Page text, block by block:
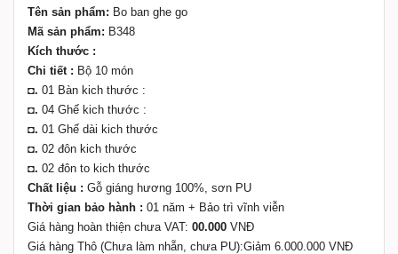
Tên sản phẩm: Bo ban ghe go
Mã sản phẩm: B348
Kích thước :
Chi tiết : Bộ 10 món
◘. 01 Bàn kich thước :
◘. 04 Ghế kich thước :
◘. 01 Ghế dài kich thước
◘. 02 đôn kich thước
◘. 02 đôn to kich thước
Chất liệu : Gỗ giáng hương 100%, sơn PU
Thời gian bảo hành : 01 năm + Bảo trì vĩnh viễn
Giá hàng hoàn thiện chưa VAT: 00.000 VNĐ
Giá hàng Thô (Chưa làm nhẵn, chưa PU):Giảm 6.000.000 VNĐ